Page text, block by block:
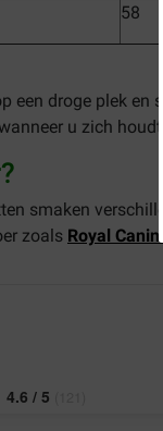
58
een droge plek
u zich
smaken
zoals Royal
4.6 / 5